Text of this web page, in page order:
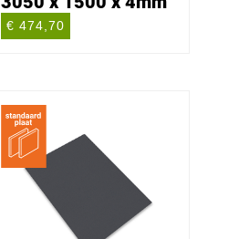
€ 474,70